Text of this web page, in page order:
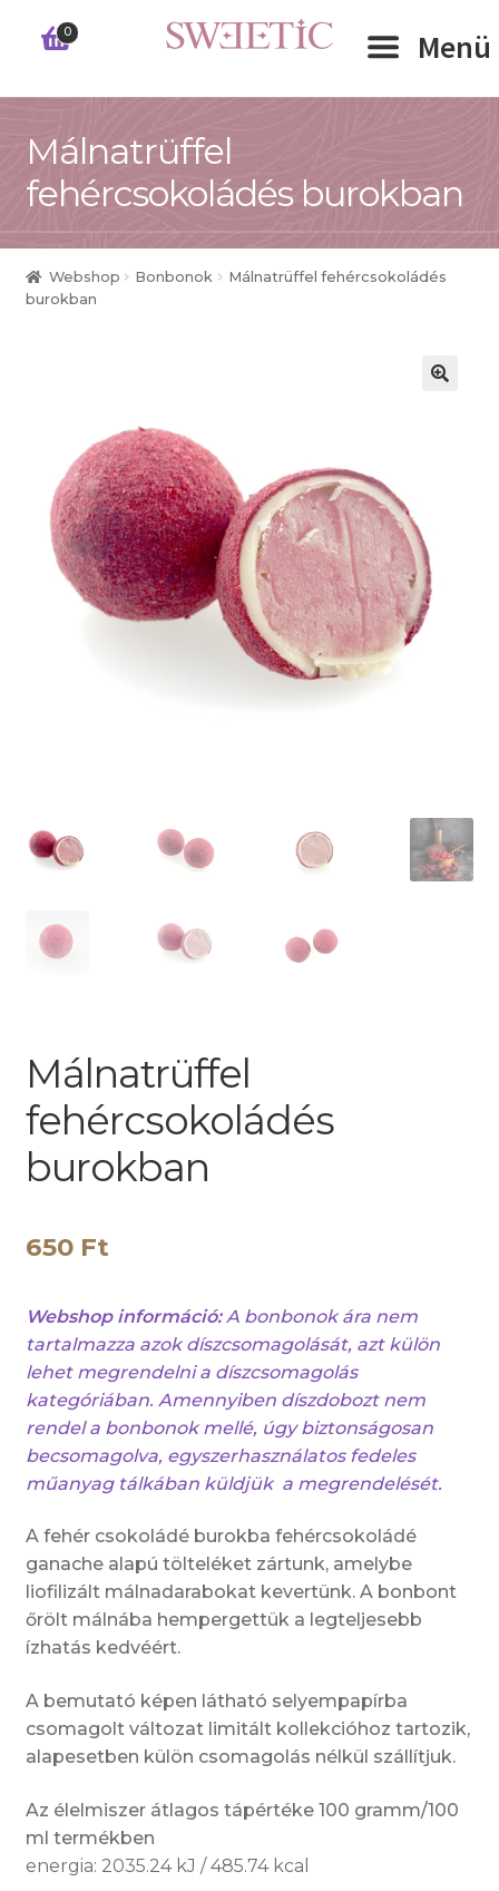
Ugrás
Kilépés
0 Menü
RÓLUNK
WEBSHOP Expand
Málnatrüffel
fehércsokoládés burokban
Webshop Bonbonok
Málnatrüffel fehércsokoládés
burokban
Málnatrüffel
fehércsokoládés
burokban
650 Ft
Webshop információ: A bonbonok ára nem
tartalmazza azok díszcsomagolását, azt külön
lehet megrendelni a díszcsomagolás
kategóriában. Amennyiben díszdobozt nem
rendel a bonbonok mellé, úgy biztonságosan
becsomagolva, egyszerhasználatos fedeles
műanyag tálkában küldjük a megrendelését.
A fehér csokoládé burokba fehércsokoládé
ganache alapú tölteléket zártunk, amelybe
liofilizált málnadarabokat kevertünk. A bonbont
őrölt málnába hempergettük a legteljesebb
ízhatás kedvéért.
A bemutató képen látható selyempapírba
csomagolt változat limitált kollekcióhoz tartozik,
alapesetben külön csomagolás nélkül szállítjuk.
Az élelmiszer átlagos tápértéke 100 gramm/100
ml termékben
energia: 2035.24 kJ / 485.74 kcal